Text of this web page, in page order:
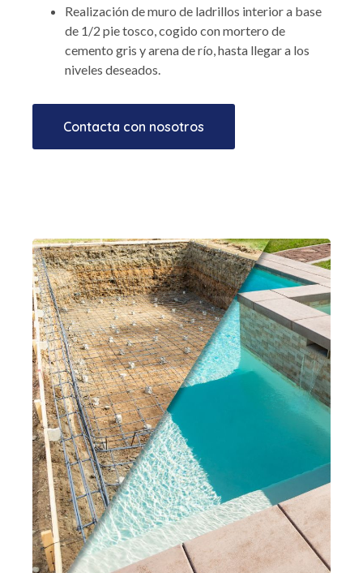
Realización de muro de ladrillos interior a base
de 1/2 pie tosco, cogido con mortero de
cemento gris y arena de río, hasta llegar a los
niveles deseados.
Contacta con nosotros